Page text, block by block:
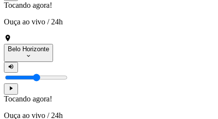
Tocando agora!
Ouça ao vivo / 24h
Belo Horizonte
Tocando agora!
Ouça ao vivo / 24h